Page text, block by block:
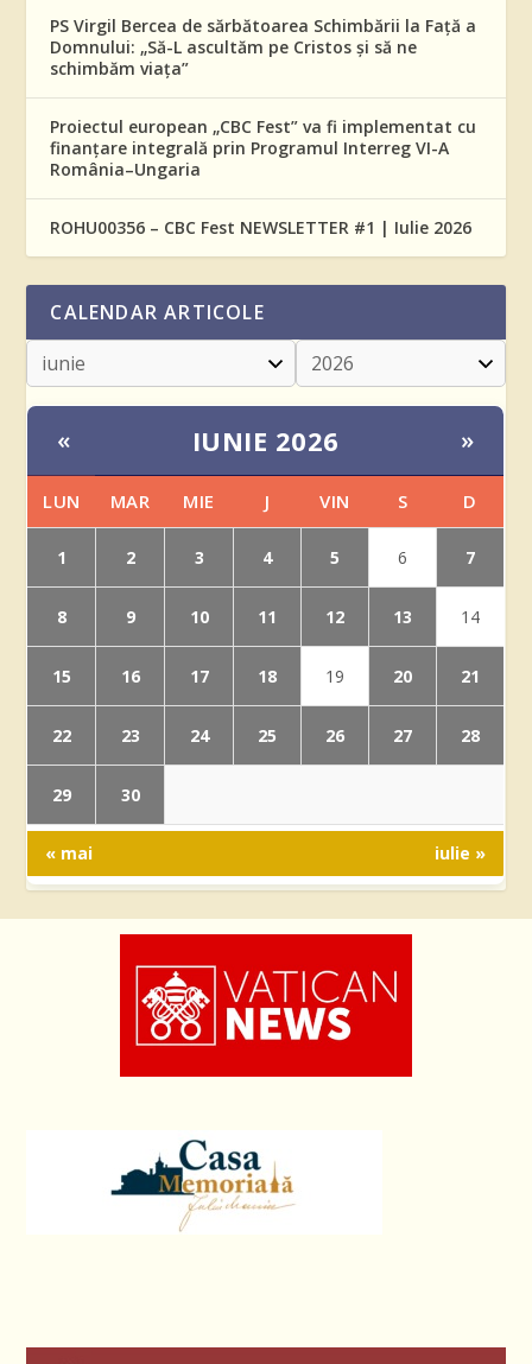
PS Virgil Bercea de sărbătoarea Schimbării la Față a
Domnului: „Să-L ascultăm pe Cristos și să ne
schimbăm viața”
Proiectul european „CBC Fest” va fi implementat cu
finanțare integrală prin Programul Interreg VI-A
România–Ungaria
ROHU00356 – CBC Fest NEWSLETTER #1 | Iulie 2026
CALENDAR ARTICOLE
« IUNIE 2026 »
LUN MAR MIE J VIN S D
1 2 3 4 5 6 7
8 9 10 11 12 13 14
15 16 17 18 19 20 21
22 23 24 25 26 27 28
29 30
« mai iulie »